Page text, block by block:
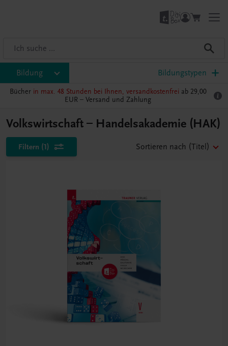
Bildung Bildungstypen
Bücher in max. 48 Stunden bei Ihnen, versandkostenfrei ab 29,00
EUR – Versand und Zahlung
Volkswirtschaft – Handelsakademie (HAK)
Filtern (1) Sortieren nach (Titel)